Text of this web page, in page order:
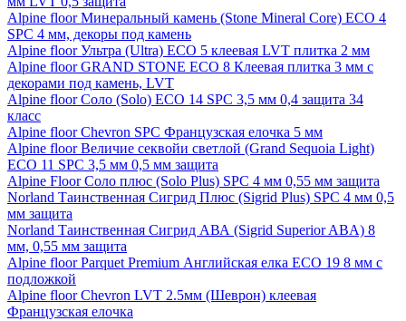
Alpine floor Минеральный камень (Stone Mineral Core) ECO 4
SPC 4 мм, декоры под камень
Alpine floor Ультра (Ultra) ECO 5 клеевая LVT плитка 2 мм
Alpine floor GRAND STONE ECO 8 Клеевая плитка 3 мм с
декорами под камень, LVT
Alpine floor Соло (Solo) ECO 14 SPC 3,5 мм 0,4 защита 34
класс
Alpine floor Chevron SPC Французская елочка 5 мм
Alpine floor Величие секвойи светлой (Grand Sequoia Light)
ECO 11 SPC 3,5 мм 0,5 мм защита
Alpine Floor Соло плюс (Solo Plus) SPC 4 мм 0,55 мм защита
Norland Таинственная Сигрид Плюс (Sigrid Plus) SPC 4 мм 0,5
мм защита
Norland Таинственная Сигрид АВА (Sigrid Superior ABA) 8
мм, 0,55 мм защита
Alpine floor Parquet Premium Английская елка ECO 19 8 мм с
подложкой
Alpine floor Chevron LVT 2.5мм (Шеврон) клеевая
Французская елочка